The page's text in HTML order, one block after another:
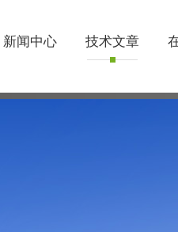
新闻中心 技术文章